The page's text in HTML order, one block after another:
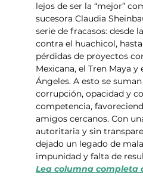
lejos de ser la “mejor”
sucesora Claudia
serie de fracasos: desde
contra el huachicol,
pérdidas de proyectos
Mexicana, el Tren Maya
Ángeles. A esto se
corrupción, opacidad y
competencia,
amigos cercanos. Con
autoritaria y sin
dejado un legado de
impunidad y falta de
Lea columna completa